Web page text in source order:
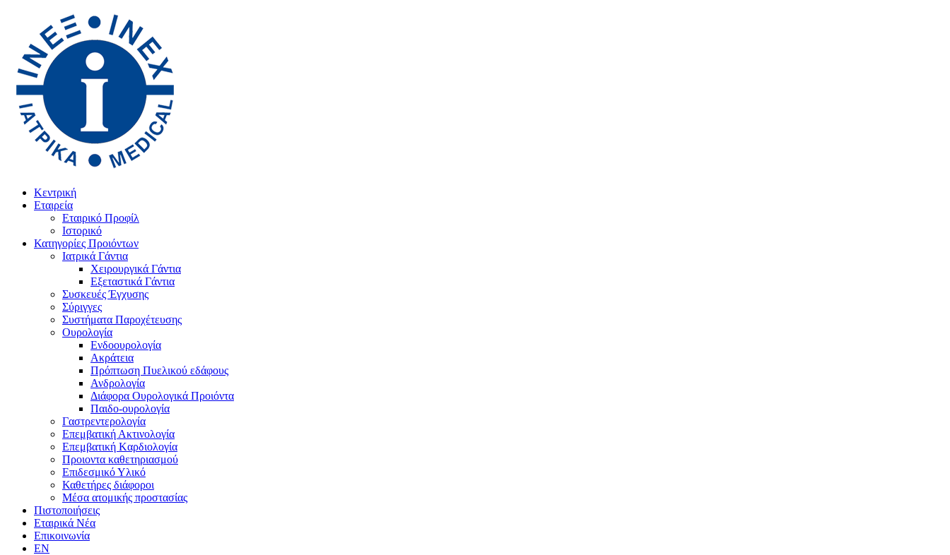
Κεντρική
Εταιρεία
Εταιρικό Προφίλ
Ιστορικό
Κατηγορίες Προιόντων
Ιατρικά Γάντια
Χειρουργικά Γάντια
Εξεταστικά Γάντια
Συσκευές Έγχυσης
Σύριγγες
Συστήματα Παροχέτευσης
Ουρολογία
Ενδοουρολογία
Ακράτεια
Πρόπτωση Πυελικού εδάφους
Ανδρολογία
Διάφορα Ουρολογικά Προιόντα
Παιδο-ουρολογία
Γαστρεντερολογία
Επεμβατική Ακτινολογία
Επεμβατική Kαρδιολογία
Προιοντα καθετηριασμού
Επιδεσμικό Υλικό
Καθετήρες διάφοροι
Μέσα ατομικής προστασίας
Πιστοποιήσεις
Εταιρικά Νέα
Επικοινωνία
EN